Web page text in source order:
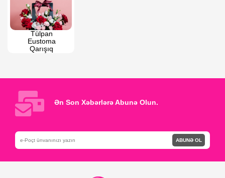
Tülpan
Eustoma
Qarışıq
Ən Son Xəbərlərə Abunə Olun.
ABUNƏ OL